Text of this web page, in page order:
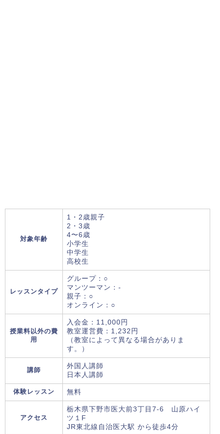
対象年齢
1・2歳親子
2・3歳
4〜6歳
小学生
中学生
高校生
レッスンタイプ
グループ：○
マンツーマン：-
親子：○
オンライン：○
授業料以外の費
用
入会金：11,000円
教室運営費：1,232円
（教室によって異なる場合がありま
す。）
講師
外国人講師
日本人講師
体験レッスン 無料
アクセス
栃木県下野市医大前3丁目7-6 山原ハイ
ツ１F
JR東北線自治医大駅 から徒歩4分